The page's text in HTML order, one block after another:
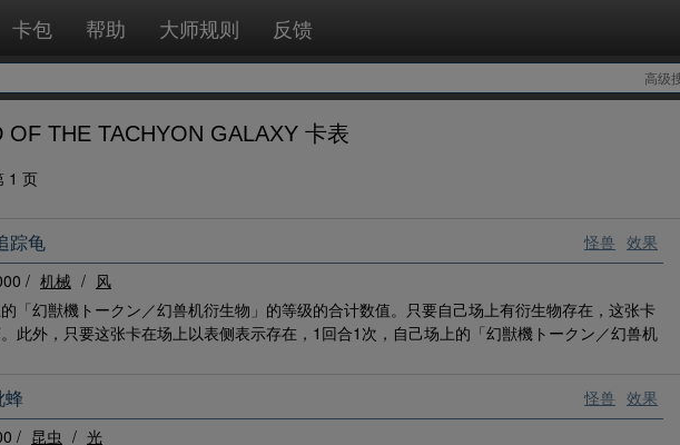
卡包 帮助 大师规则 反馈
高级
THE TACHYON GALAXY 卡表
1 页
怪兽 效果
踪龟
/ 机械 / 风
「幻獣機トークン／幻兽机衍生物」的等级的合计数值。只要自己场上有衍生物存在，这张卡
此外，只要这张卡在场上以表侧表示存在，1回合1次，自己场上的「幻獣機トークン／幻兽机
怪兽 效果
蜂
/ 昆虫 / 光